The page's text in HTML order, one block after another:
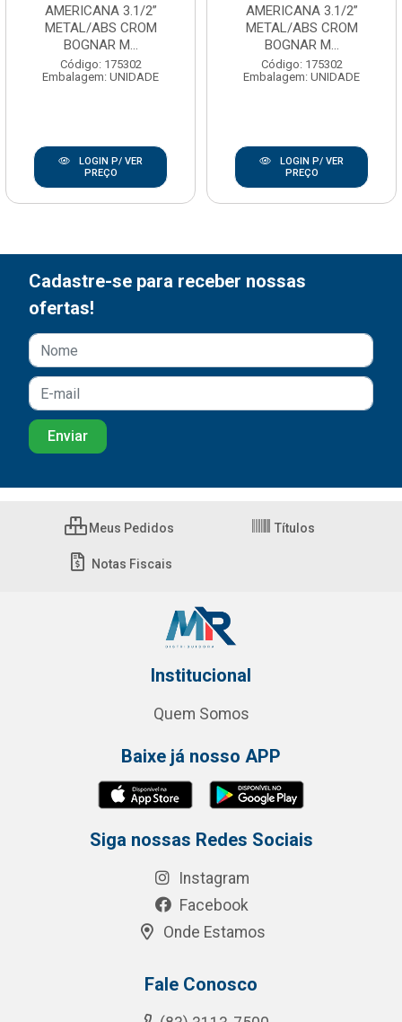
AMERICANA 3.1/2”
METAL/ABS CROM
BOGNAR M...
Código: 175302
Embalagem: UNIDADE
LOGIN P/ VER
PREÇO
AMERICANA 3.1/2”
METAL/ABS CROM
BOGNAR M...
Código: 175302
Embalagem: UNIDADE
LOGIN P/ VER
PREÇO
Cadastre-se para receber nossas
ofertas!
Meus Pedidos Títulos
Notas Fiscais
Institucional
Quem Somos
Baixe já nosso APP
Siga nossas Redes Sociais
Instagram
Facebook
Onde Estamos
Fale Conosco